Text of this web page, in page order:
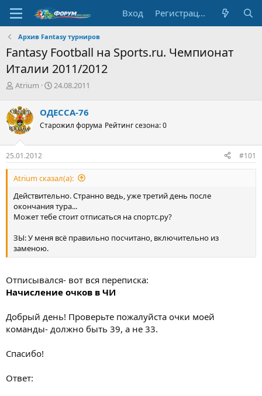
Вход Регистрация
Архив Fantasy турниров
Fantasy Football на Sports.ru. Чемпионат
Италии 2011/2012
А
т
о
р
т
е
м
ы
Atrium
Д
а
н
ч
л
а
24.08.2011
ОДЕССА-76
Старожил форума Рейтинг сезона: 0
25.01.2012 #101
Atrium сказал(а):
Действительно. Странно ведь, уже третий день после
окончания тура...
Может тебе стоит отписаться на спортс.ру?
ЗЫ: У меня всё правильно посчитано, включительно из
заменою.
Отписывался- вот вся переписка:
Начисление очков в ЧИ
Добрый день! Проверьте пожалуйста очки моей
команды- должно быть 39, а не 33.
Спасибо!
Ответ: